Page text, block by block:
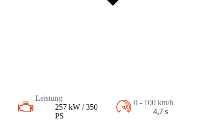
Leistung
257 kW / 350
PS
0 - 100 km/h
4,7 s